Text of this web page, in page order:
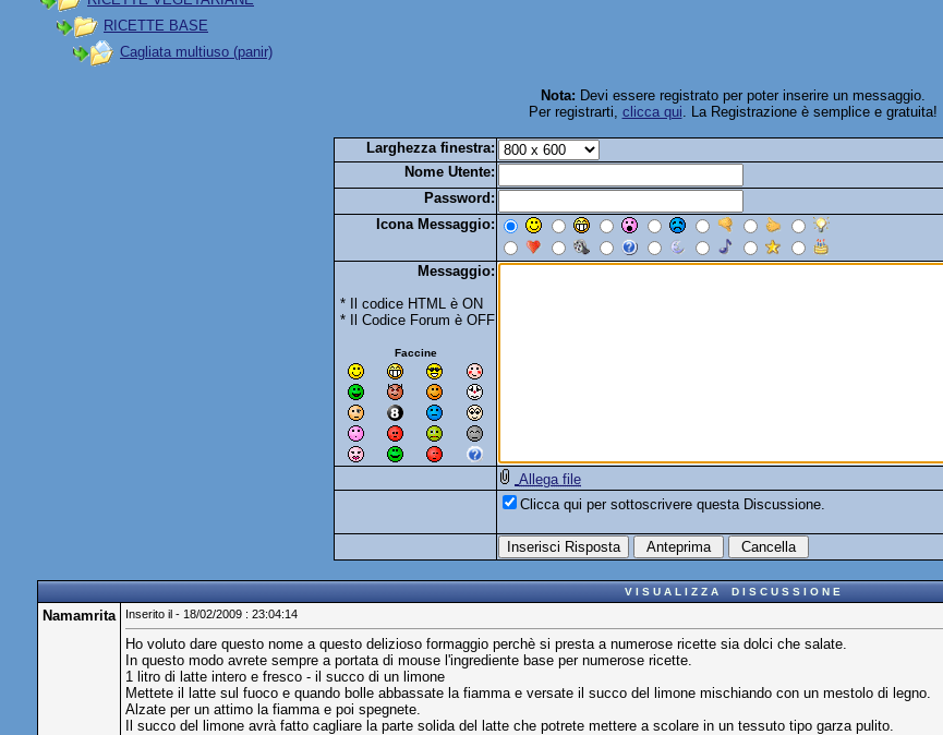
RICETTE BASE
Cagliata multiuso (panir)
Nota: Devi essere registrato per poter inserire un messaggio.
Per registrarti, clicca qui. La Registrazione è semplice e gratuita!
Larghezza finestra:
Nome Utente:
Password:
Icona Messaggio:
Messaggio:
* Il codice HTML è ON
* Il Codice Forum è OFF
Faccine
Allega file
Clicca qui per sottoscrivere questa Discussione.
V I S U A L I Z Z A D I S C U S S I O N E
Namamrita Inserito il - 18/02/2009 : 23:04:14
Ho voluto dare questo nome a questo delizioso formaggio perchè si presta a numerose ricette sia dolci che salate.
In questo modo avrete sempre a portata di mouse l'ingrediente base per numerose ricette.
1 litro di latte intero e fresco - il succo di un limone
Mettete il latte sul fuoco e quando bolle abbassate la fiamma e versate il succo del limone mischiando con un mestolo di legno.
Alzate per un attimo la fiamma e poi spegnete.
Il succo del limone avrà fatto cagliare la parte solida del latte che potrete mettere a scolare in un tessuto tipo garza pulito.